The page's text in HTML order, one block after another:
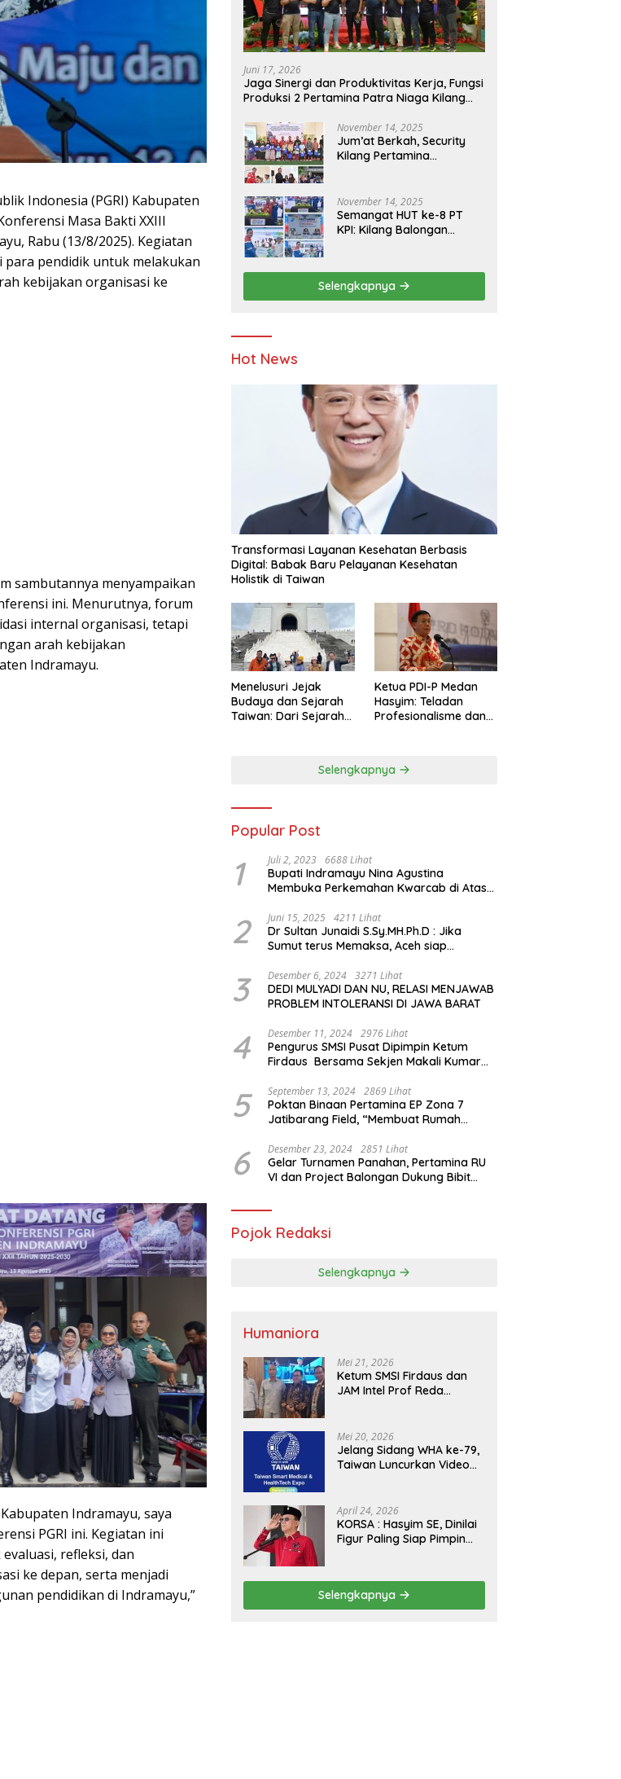
Indonesia (PGRI) Kabupaten
Masa Bakti XXIII
Rabu (13/8/2025). Kegiatan
pendidik untuk melakukan
kebijakan organisasi ke
sambutannya menyampaikan
ini. Menurutnya, forum
internal organisasi, tetapi
arah kebijakan
Indramayu.
Indramayu, saya
PGRI ini. Kegiatan ini
refleksi, dan
ke depan, serta menjadi
pendidikan di Indramayu,”
Juni 17, 2026
Jaga Sinergi dan Produktivitas Kerja, Fungsi
Produksi 2 Pertamina Patra Niaga Kilang
November 14, 2025
Jum’at Berkah, Security
Kilang Pertamina
November 14, 2025
Semangat HUT ke-8 PT
KPI: Kilang Balongan
Berbagi Bersama
Penyandang Disabilitas
dan Yayasan Pendidikan
Selengkapnya
Hot News
Transformasi Layanan Kesehatan Berbasis
Digital: Babak Baru Pelayanan Kesehatan
Holistik di Taiwan
Menelusuri Jejak
Budaya dan Sejarah
Taiwan: Dari Sejarah
Sejarah Chiang Kai-
Ketua PDI-P Medan
Hasyim: Teladan
Profesionalisme dan
Selengkapnya
Popular Post
1 Juli 2, 2023 6688 Lihat
Bupati Indramayu Nina Agustina
Membuka Perkemahan Kwarcab di Atas
2 Juni 15, 2025 4211 Lihat
Dr Sultan Junaidi S.Sy.MH.Ph.D : Jika
Sumut terus Memaksa, Aceh siap
Internasional
3 Desember 6, 2024 3271 Lihat
DEDI MULYADI DAN NU, RELASI MENJAWAB
PROBLEM INTOLERANSI DI JAWA BARAT
4 Desember 11, 2024 2976 Lihat
Pengurus SMSI Pusat Dipimpin Ketum
Firdaus Bersama Sekjen Makali Kumar
Yusuf
5 September 13, 2024 2869 Lihat
Poktan Binaan Pertamina EP Zona 7
Jatibarang Field, “Membuat Rumah
Tikus
6 Desember 23, 2024 2851 Lihat
Gelar Turnamen Panahan, Pertamina RU
VI dan Project Balongan Dukung Bibit
Pojok Redaksi
Selengkapnya
Humaniora
Mei 21, 2026
Ketum SMSI Firdaus dan
JAM Intel Prof Reda
SMSI Sukseskan Jaga
Desa dan Jaga Dapur
MBG, Perkuat Pengawasan
Mei 20, 2026
Jelang Sidang WHA ke-79,
Taiwan Luncurkan Video
Inovasi Kesehatan Global
April 24, 2026
KORSA : Hasyim SE, Dinilai
Figur Paling Siap Pimpin
Selengkapnya